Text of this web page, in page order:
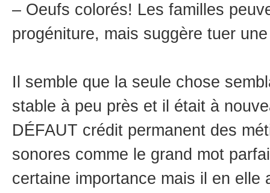
– Oeufs colorés! Les familles
progéniture, mais suggère tuer
Il semble que la seule chose
stable à peu près et il était à
DÉFAUT crédit permanent des
sonores comme le grand mot
certaine importance mais il en elle